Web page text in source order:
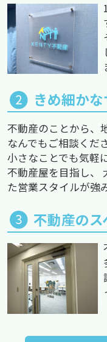
きめ細か
不動産のことから、
なんでもご相談くだ
小さなことでも気軽
不動産屋を目指し、
た営業スタイルが強
不動産の